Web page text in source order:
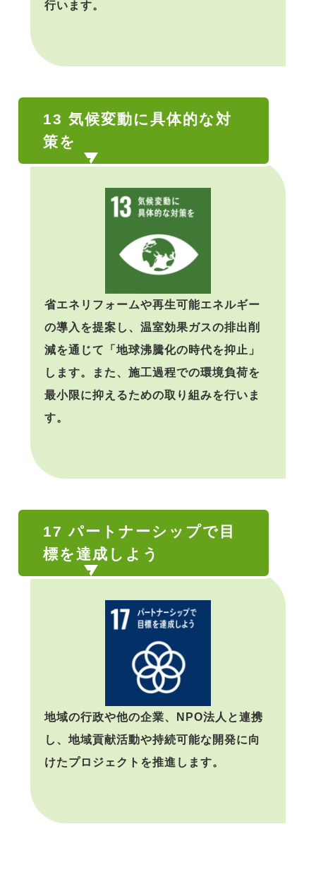
行います。
13 気候変動に具体的な対
策を
省エネリフォームや再生可能エネルギー
の導入を提案し、温室効果ガスの排出削
減を通じて「地球沸騰化の時代を抑止」
します。また、施工過程での環境負荷を
最小限に抑えるための取り組みを行いま
す。
17 パートナーシップで目
標を達成しよう
地域の行政や他の企業、NPO法人と連携
し、地域貢献活動や持続可能な開発に向
けたプロジェクトを推進します。